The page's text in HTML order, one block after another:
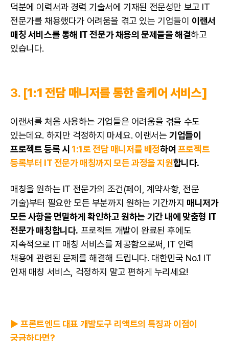
덕분에 이력서과 경력 기술서에 기재된 전문성만 보고 IT
전문가를 채용했다가 어려움을 겪고 있는 기업들이 이랜서
매칭 서비스를 통해 IT 전문가 채용의 문제들을 해결하고
있습니다.
3. [1:1 전담 매니저를 통한 올케어 서비스]
이랜서를 처음 사용하는 기업들은 어려움을 겪을 수도
있는데요. 하지만 걱정하지 마세요. 이랜서는기업들이
프로젝트 등록 시 1:1로 전담 매니저를 배정하여 프로젝트
등록부터 IT 전문가 매칭까지 모든 과정을 지원합니다.
매칭을 원하는 IT 전문가의 조건(페이, 계약사항, 전문
기술)부터 필요한 모든 부분까지 원하는 기간까지 매니저가
모든 사항을 면밀하게 확인하고 원하는 기간 내에 맞춤형 IT
전문가 매칭합니다. 프로젝트 개발이 완료된 후에도
지속적으로 IT 매칭 서비스를 제공함으로써, IT 인력
채용에 관련된 문제를 해결해 드립니다. 대한민국 No.1 IT
인재 매칭 서비스, 걱정하지 말고 편하게 누리세요!
▶️ 프론트엔드 대표 개발도구 리액트의 특징과 이점이
궁금하다면?